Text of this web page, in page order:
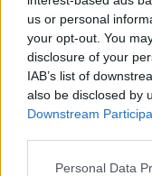
us or personal
your opt-out. You
disclosure of your
IAB’s list of
also be disclosed by
Downstream
Please note that this
Personal Data